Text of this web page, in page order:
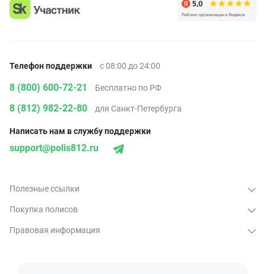
Полезные ссылки
Покупка полисов
Правовая информация
Телефон поддержки с 08:00 до 24:00
8 (800) 600-72-21 Бесплатно по РФ
8 (812) 982-22-80 для Санкт-Петербурга
Написать нам в службу поддержки
support@polis812.ru